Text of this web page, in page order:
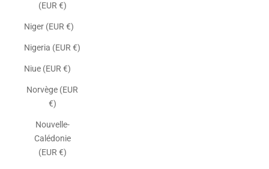
(EUR €)
Niger (EUR €)
Nigeria (EUR €)
Niue (EUR €)
Norvège (EUR
€)
Nouvelle-
Calédonie
(EUR €)